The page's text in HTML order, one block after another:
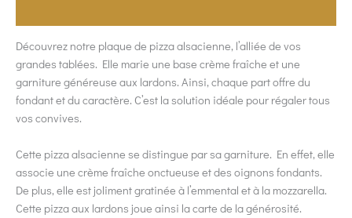
Découvrez notre plaque de pizza alsacienne, l’alliée de vos
grandes tablées. Elle marie une base crème fraîche et une
garniture généreuse aux lardons. Ainsi, chaque part offre du
fondant et du caractère. C’est la solution idéale pour régaler tous
vos convives.
Cette pizza alsacienne se distingue par sa garniture. En effet, elle
associe une crème fraîche onctueuse et des oignons fondants.
De plus, elle est joliment gratinée à l’emmental et à la mozzarella.
Cette pizza aux lardons joue ainsi la carte de la générosité.